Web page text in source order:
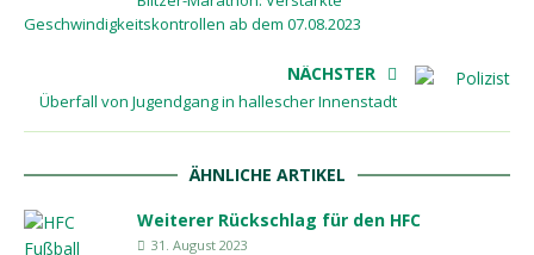
Geschwindigkeitskontrollen ab dem 07.08.2023
NÄCHSTER
Überfall von Jugendgang in hallescher Innenstadt
ÄHNLICHE ARTIKEL
Weiterer Rückschlag für den HFC
31. August 2023